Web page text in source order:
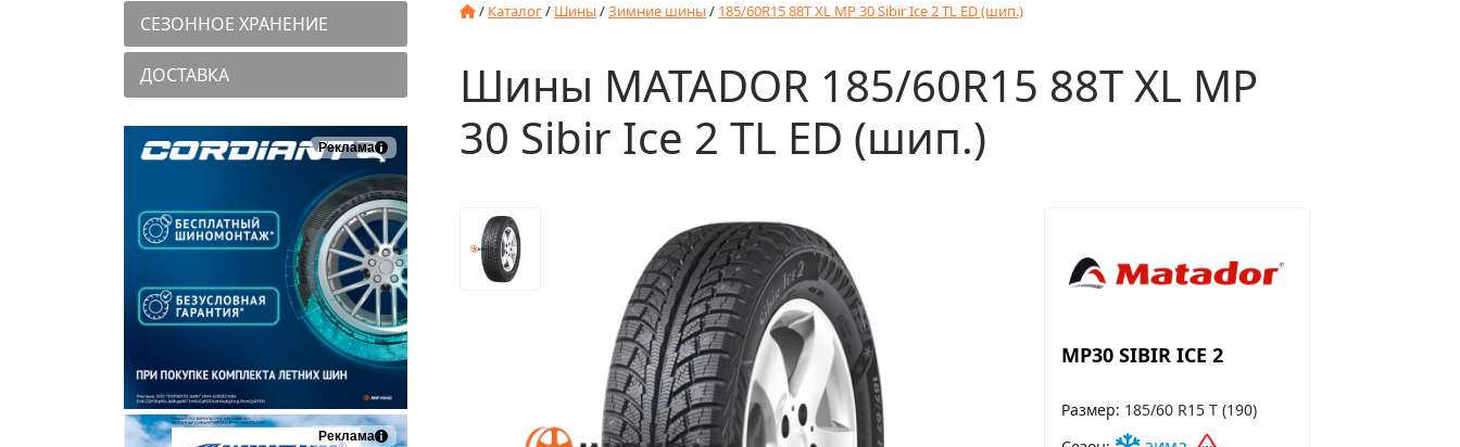
СЕЗОННОЕ ХРАНЕНИЕ
ДОСТАВКА
Реклама
Реклама
/ Каталог/ Шины /Зимние шины / 185/60R15 88T XL MP 30 Sibir Ice 2 TL ED (шип.)
Шины MATADOR 185/60R15 88T XL MP
30 Sibir Ice 2 TL ED (шип.)
MP30 SIBIR ICE 2
Размер 185/60 R15 T (190)